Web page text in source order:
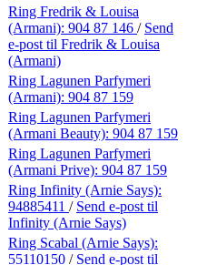
Ring Fredrik & Louisa
(Armani): 904 87 146 / Send
e-post til Fredrik & Louisa
(Armani)
Ring Lagunen Parfymeri
(Armani): 904 87 159
Ring Lagunen Parfymeri
(Armani Beauty): 904 87 159
Ring Lagunen Parfymeri
(Armani Prive): 904 87 159
Ring Infinity (Arnie Says):
94885411 / Send e-post til
Infinity (Arnie Says)
Ring Scabal (Arnie Says):
55110150 / Send e-post til